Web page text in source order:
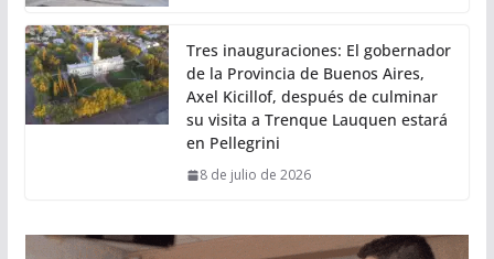
Tres inauguraciones: El gobernador
de la Provincia de Buenos Aires,
Axel Kicillof, después de culminar
su visita a Trenque Lauquen estará
en Pellegrini
8 de julio de 2026